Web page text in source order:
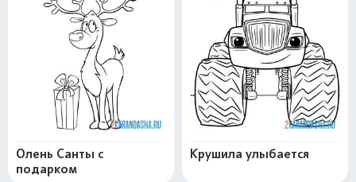
Олень Санты с
подарком
Крушила улыбается